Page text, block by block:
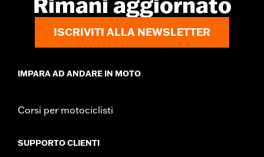
ISCRIVITI ALLA NEWSLETTER
IMPARA AD ANDARE IN MOTO
Corsi per motociclisti
SUPPORTO CLIENTI